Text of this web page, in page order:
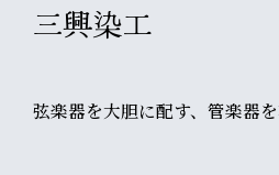
三興染工
弦楽器を大胆に配す、管楽器